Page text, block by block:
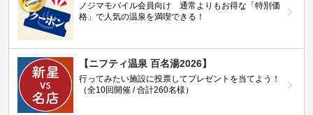
ノジマモバイル会員向け 通常よりもお得な「特別価
格」で人気の温泉を満喫できる！
【ニフティ温泉 百名湯2026】
行ってみたい施設に投票してプレゼントを当てよう！
（全10回開催 / 合計260名様）